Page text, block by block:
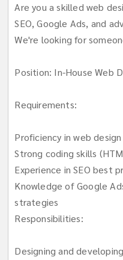
Are you a skilled web
SEO, Google Ads, and
We're looking for
Position: In-House Web
Requirements:
Proficiency in web
Strong coding skills
Experience in SEO best
Knowledge of Google
strategies
Responsibilities:
Designing and